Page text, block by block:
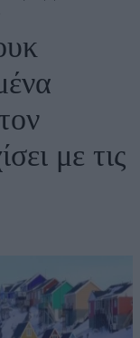
με τις